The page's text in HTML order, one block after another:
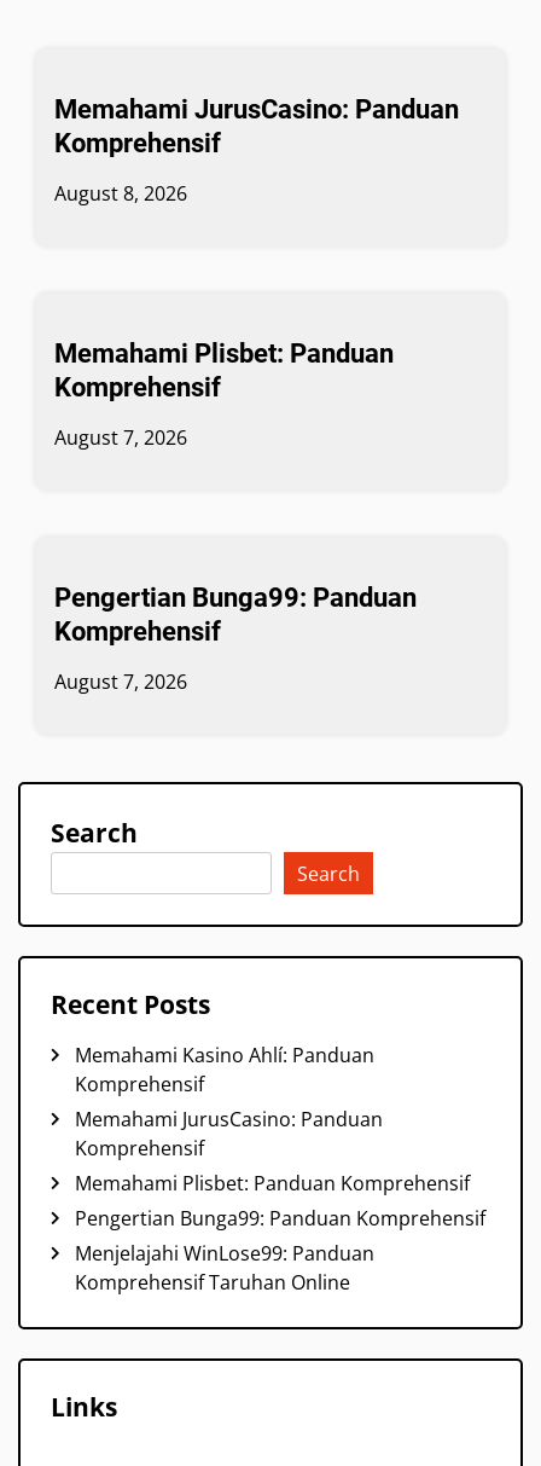
Memahami JurusCasino: Panduan
Komprehensif
August 8, 2026
Memahami Plisbet: Panduan
Komprehensif
August 7, 2026
Pengertian Bunga99: Panduan
Komprehensif
August 7, 2026
Search
Search
Recent Posts
Memahami Kasino Ahlí: Panduan
Komprehensif
Memahami JurusCasino: Panduan
Komprehensif
Memahami Plisbet: Panduan Komprehensif
Pengertian Bunga99: Panduan Komprehensif
Menjelajahi WinLose99: Panduan
Komprehensif Taruhan Online
Links